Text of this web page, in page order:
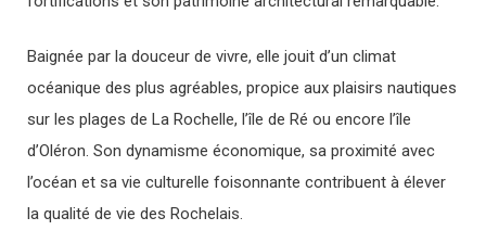
Baignée par la douceur de vivre, elle jouit d’un climat
océanique des plus agréables, propice aux plaisirs nautiques
sur les plages de La Rochelle, l’île de Ré ou encore l’île
d’Oléron. Son dynamisme économique, sa proximité avec
l’océan et sa vie culturelle foisonnante contribuent à élever
la qualité de vie des Rochelais.